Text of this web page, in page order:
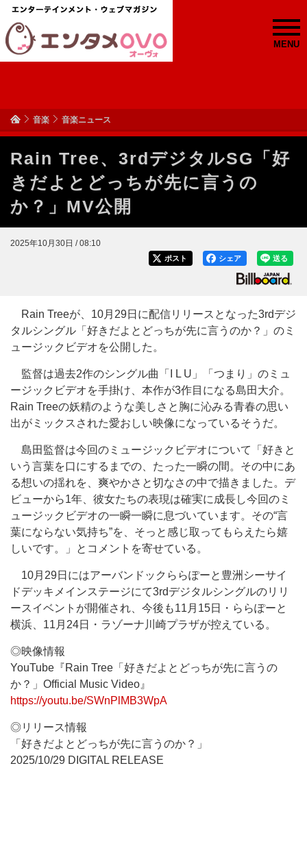
MENU
音楽 音楽ニュース
Rain Tree、3rdデジタルSG「好
きだよとどっちが先に言うの
か？」MV公開
2025年10月30日 / 08:10
送る
シェア
ポスト
Rain Treeが、10月29日に配信リリースとなった3rdデジ
タルシングル「好きだよとどっちが先に言うのか？」のミ
ュージックビデオを公開した。
監督は過去2作のシングル曲「I L U」「つまり」のミュ
ージックビデオを手掛け、本作が3作目になる島田大介。
Rain Treeの妖精のような美しさと胸に沁みる青春の思い
出がミックスされた愛おしい映像になっているそうだ。
島田監督は今回のミュージックビデオについて「好きと
いう言葉を口にするまでの、たった一瞬の間。その中にあ
る想いの揺れを、爽やかさと切なさの中で描きました。デ
ビューから1年、彼女たちの表現は確実に成長し今回のミ
ュージックビデオの一瞬一瞬に息づいています。その“言
葉にならない気持ち”を、そっと感じ取ってもらえたら嬉
しいです。」とコメントを寄せている。
10月29日にはアーバンドックららぽーと豊洲シーサイ
ドデッキメインステージにて3rdデジタルシングルのリリ
ースイベントが開催され、今後も11月15日・ららぽーと
横浜、11月24日・ラゾーナ川崎プラザが控えている。
◎映像情報
YouTube『Rain Tree「好きだよとどっちが先に言うの
か？」Official Music Video』
https://youtu.be/SWnPlMB3WpA
◎リリース情報
「好きだよとどっちが先に言うのか？」
2025/10/29 DIGITAL RELEASE